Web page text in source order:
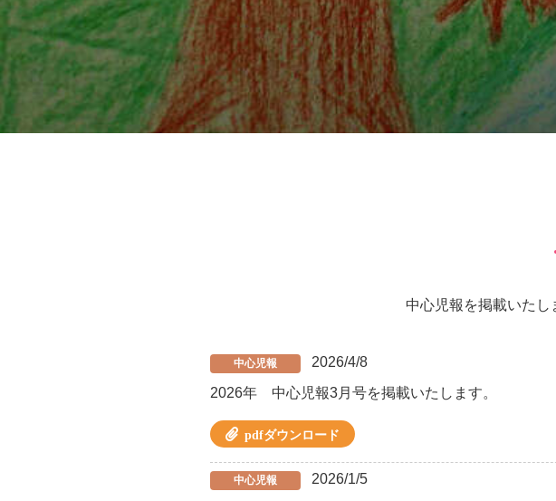
中心児報を掲載いたし
中心児報
2026/4/8
2026年 中心児報3月号を掲載いたします。
pdfダウンロード
中心児報
2026/1/5